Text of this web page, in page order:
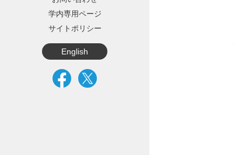
学内専用ページ
サイトポリシー
English